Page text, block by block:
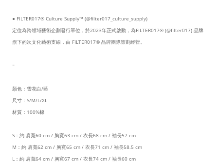
● FILTER017® Culture Supply™ (@filter017_culture_supply)
定位為跨領域藝術企劃發行單位，於2023年正式啟動，為FILTER017® (@filter017) 品牌
旗下的次文化藝術支線，由 FILTER017® 品牌團隊策劃經營。
-
顏色：雪花白/藍
尺寸：S/M/L/XL
材質：100%棉
S：約 肩寬60 cm / 胸寬63 cm / 衣長68 cm / 袖長57 cm
M：約 肩寬62 cm / 胸寬65 cm / 衣長71 cm / 袖長58.5 cm
L：約 肩寬64 cm / 胸寬67 cm / 衣長74 cm / 袖長60 cm